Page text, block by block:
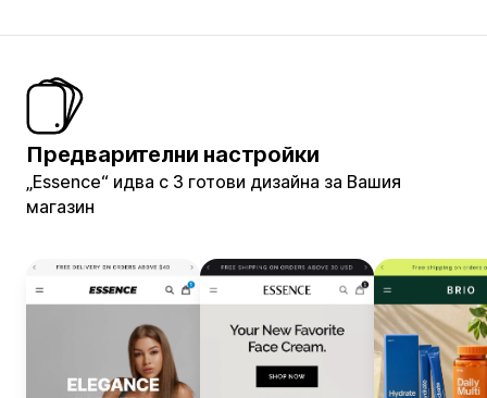
Предварителни настройки
„Essence“ идва с 3 готови дизайна за Вашия
магазин